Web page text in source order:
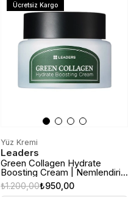
Yüz Kremi
Leaders
Green Collagen Hydrate
Boosting Cream | Nemlendirici
ve Cilt Bariyeri Destekleyici
Yüz Kremi | 50ml
₺950,00
₺1.200,00
Ücretsiz Kargo